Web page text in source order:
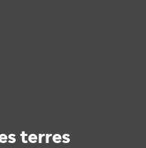
terres